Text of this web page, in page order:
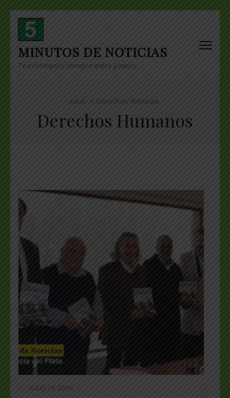
Skip
content
(Press
Enter)
MINUTOS DE NOTICIAS
Te informamos siempre antes y mejor
Inicio > Derechos Humanos
Derechos Humanos
JULIO 16, 2026